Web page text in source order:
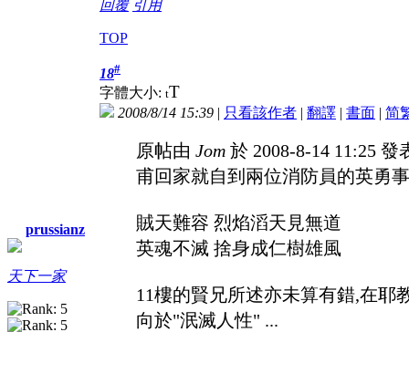
回覆 引用
TOP
prussianz
天下一家
18#
字體大小: tT
2008/8/14 15:39 | 只看該作者 | 翻譯 | 書面 | 简
原帖由 Jom 於 2008-8-14 11:25 發
甫回家就自到兩位消防員的英勇
賊天難容 烈焰滔天見無道
英魂不滅 捨身成仁樹雄風
11樓的賢兄所述亦未算有錯,在耶
向於"泯滅人性" ...